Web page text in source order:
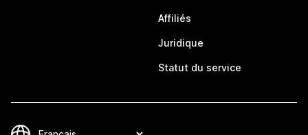
Affiliés
Juridique
Statut du service